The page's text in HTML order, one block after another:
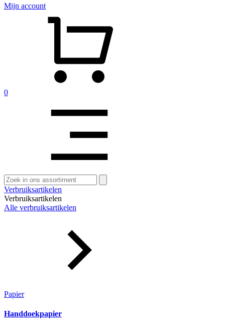
Mijn account
0
Zoeken
naar:
Verbruiksartikelen
Verbruiksartikelen
Alle verbruiksartikelen
Papier
Handdoekpapier